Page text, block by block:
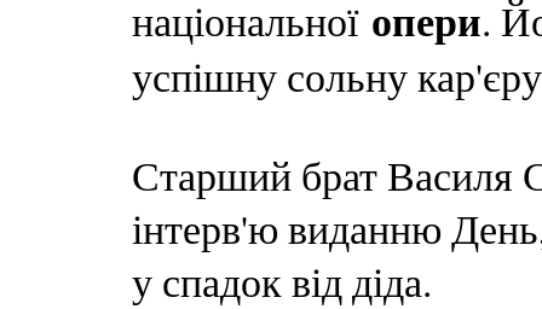
національної опери.
успішну сольну
Старший брат Василя
інтерв'ю виданню
у спадок від діда.